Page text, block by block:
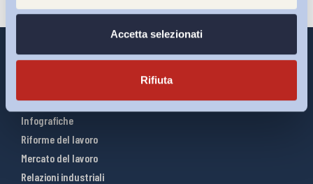
Accetta selezionati
Rifiuta
Interventi ADAPT
Infografiche
Riforme del lavoro
Mercato del lavoro
Relazioni industriali